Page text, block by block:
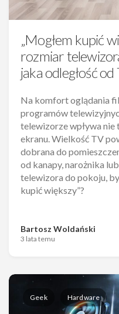
„Mogłem kupić
rozmiar
jaka odległość
Na komfort oglądania
programów
telewizorze wpływa
ekranu. Wielkość TV
dobrana do
od kanapy, narożnika
telewizora do pokoju,
kupić większy”?
Bartosz Woldański
3 lata temu
Geek Hardware